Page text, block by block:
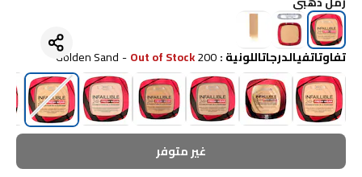
تفاوتاتفيالدرجاتاللونية:
200 Golden Sand
-Out of Stock
غير متوفر